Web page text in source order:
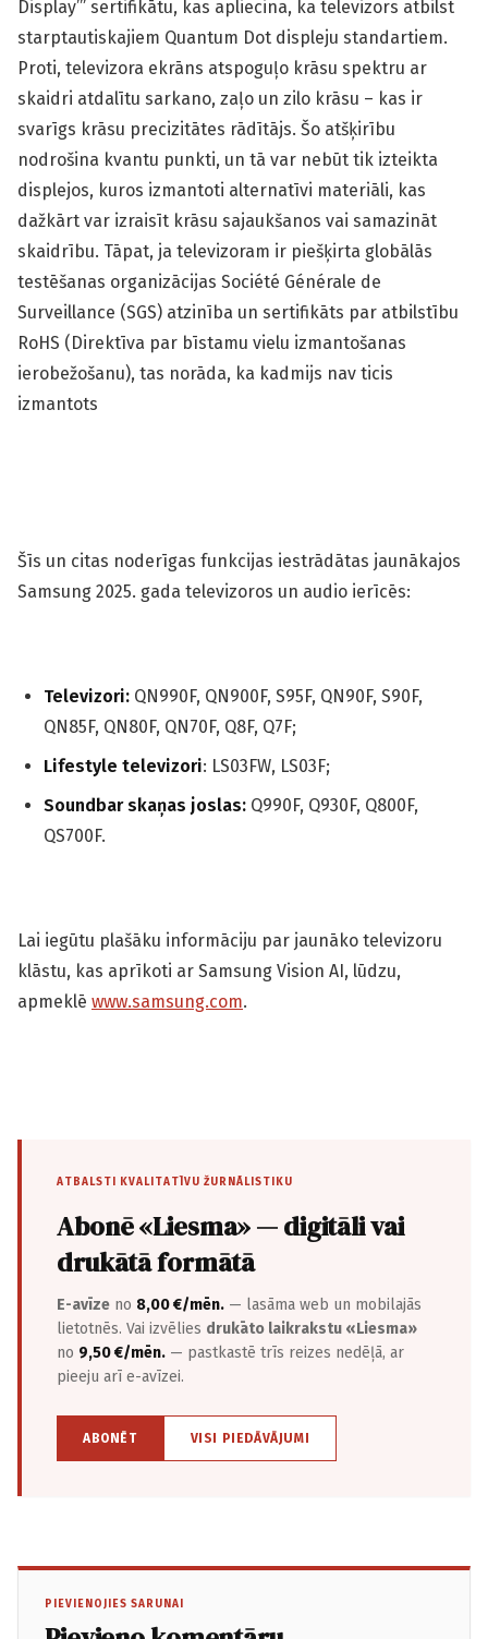
Display’” sertifikātu, kas apliecina, ka televizors atbilst
starptautiskajiem Quantum Dot displeju standartiem.
Proti, televizora ekrāns atspoguļo krāsu spektru ar
skaidri atdalītu sarkano, zaļo un zilo krāsu – kas ir
svarīgs krāsu precizitātes rādītājs. Šo atšķirību
nodrošina kvantu punkti, un tā var nebūt tik izteikta
displejos, kuros izmantoti alternatīvi materiāli, kas
dažkārt var izraisīt krāsu sajaukšanos vai samazināt
skaidrību. Tāpat, ja televizoram ir piešķirta globālās
testēšanas organizācijas Société Générale de
Surveillance (SGS) atzinība un sertifikāts par atbilstību
RoHS (Direktīva par bīstamu vielu izmantošanas
ierobežošanu), tas norāda, ka kadmijs nav ticis
izmantots
Šīs un citas noderīgas funkcijas iestrādātas jaunākajos
Samsung 2025. gada televizoros un audio ierīcēs:
Televizori: QN990F, QN900F, S95F, QN90F, S90F,
QN85F, QN80F, QN70F, Q8F, Q7F;
Lifestyle televizori: LS03FW, LS03F;
Soundbar skaņas joslas: Q990F, Q930F, Q800F,
QS700F.
Lai iegūtu plašāku informāciju par jaunāko televizoru
klāstu, kas aprīkoti ar Samsung Vision AI, lūdzu,
apmeklē www.samsung.com.
ATBALSTI KVALITATĪVU ŽURNĀLISTIKU
Abonē «Liesma» — digitāli vai
drukātā formātā
E-avīze no 8,00 €/mēn. — lasāma web un mobilajās
lietotnēs. Vai izvēlies drukāto laikrakstu «Liesma»
no 9,50 €/mēn. — pastkastē trīs reizes nedēļā, ar
pieeju arī e-avīzei.
ABONĒT VISI PIEDĀVĀJUMI
PIEVIENOJIES SARUNAI